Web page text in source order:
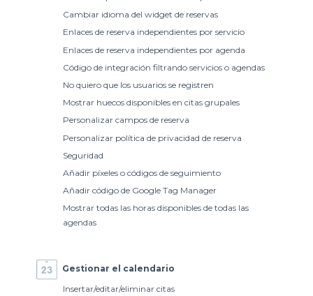
Cambiar idioma del widget de reservas
Enlaces de reserva independientes por servicio
Enlaces de reserva independientes por agenda
Código de integración filtrando servicios o agendas
No quiero que los usuarios se registren
Mostrar huecos disponibles en citas grupales
Personalizar campos de reserva
Personalizar política de privacidad de reserva
Seguridad
Añadir píxeles o códigos de seguimiento
Añadir código de Google Tag Manager
Mostrar todas las horas disponibles de todas las
agendas
Gestionar el calendario
Insertar/editar/eliminar citas